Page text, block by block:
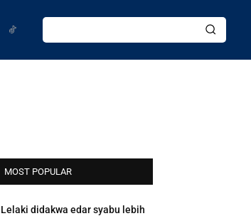
MOST POPULAR
Lelaki didakwa edar syabu lebih